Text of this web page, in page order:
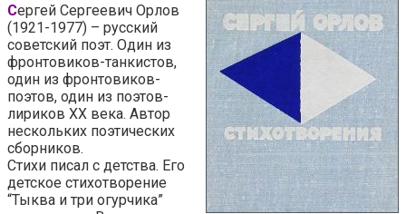
Сергей Сергеевич Орлов
(1921-1977) – русский
советский поэт. Один из
фронтовиков-танкистов,
один из фронтовиков-
поэтов, один из поэтов-
лириков XX века. Автор
нескольких поэтических
сборников.
Стихи писал с детства. Его
детское стихотворение
“Тыква и три огурчика”